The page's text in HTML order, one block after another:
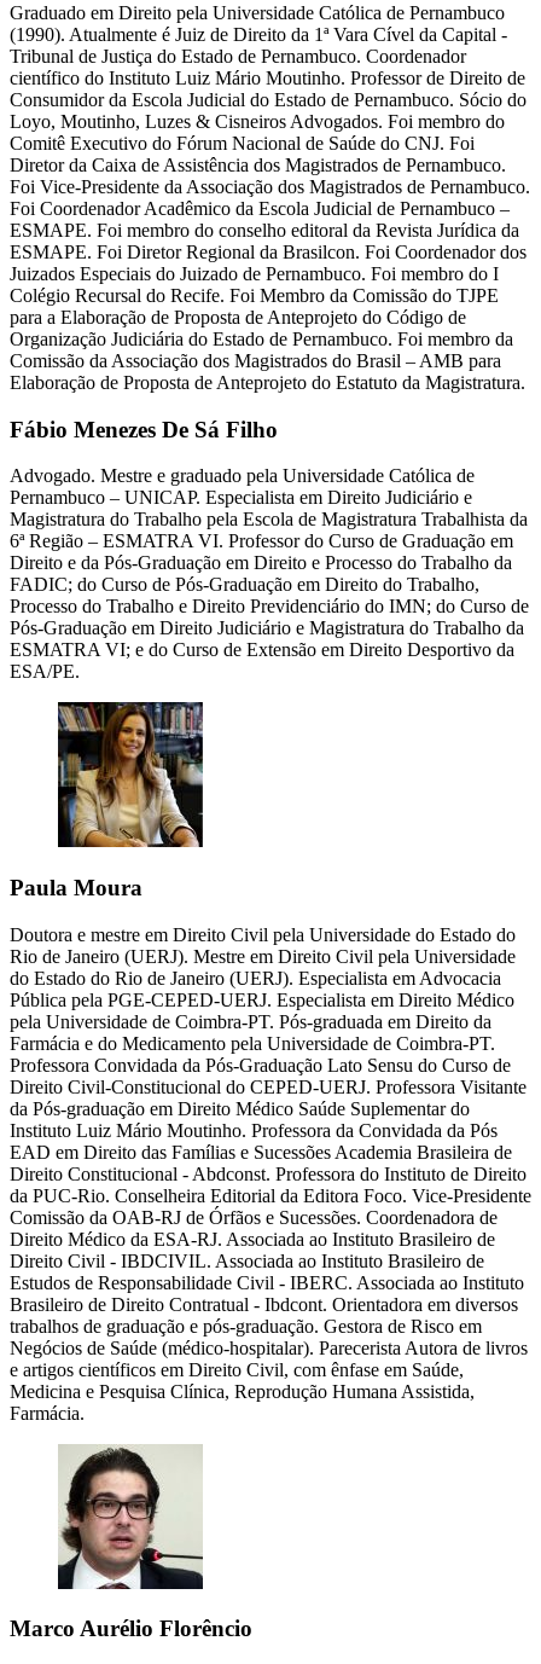
Graduado em Direito pela Universidade Católica de Pernambuco
(1990). Atualmente é Juiz de Direito da 1ª Vara Cível da Capital -
Tribunal de Justiça do Estado de Pernambuco. Coordenador
científico do Instituto Luiz Mário Moutinho. Professor de Direito de
Consumidor da Escola Judicial do Estado de Pernambuco. Sócio do
Loyo, Moutinho, Luzes & Cisneiros Advogados. Foi membro do
Comitê Executivo do Fórum Nacional de Saúde do CNJ. Foi
Diretor da Caixa de Assistência dos Magistrados de Pernambuco.
Foi Vice-Presidente da Associação dos Magistrados de Pernambuco.
Foi Coordenador Acadêmico da Escola Judicial de Pernambuco –
ESMAPE. Foi membro do conselho editoral da Revista Jurídica da
ESMAPE. Foi Diretor Regional da Brasilcon. Foi Coordenador dos
Juizados Especiais do Juizado de Pernambuco. Foi membro do I
Colégio Recursal do Recife. Foi Membro da Comissão do TJPE
para a Elaboração de Proposta de Anteprojeto do Código de
Organização Judiciária do Estado de Pernambuco. Foi membro da
Comissão da Associação dos Magistrados do Brasil – AMB para
Elaboração de Proposta de Anteprojeto do Estatuto da Magistratura.
Fábio Menezes De Sá Filho
Advogado. Mestre e graduado pela Universidade Católica de
Pernambuco – UNICAP. Especialista em Direito Judiciário e
Magistratura do Trabalho pela Escola de Magistratura Trabalhista da
6ª Região – ESMATRA VI. Professor do Curso de Graduação em
Direito e da Pós-Graduação em Direito e Processo do Trabalho da
FADIC; do Curso de Pós-Graduação em Direito do Trabalho,
Processo do Trabalho e Direito Previdenciário do IMN; do Curso de
Pós-Graduação em Direito Judiciário e Magistratura do Trabalho da
ESMATRA VI; e do Curso de Extensão em Direito Desportivo da
ESA/PE.
Paula Moura
Doutora e mestre em Direito Civil pela Universidade do Estado do
Rio de Janeiro (UERJ). Mestre em Direito Civil pela Universidade
do Estado do Rio de Janeiro (UERJ). Especialista em Advocacia
Pública pela PGE-CEPED-UERJ. Especialista em Direito Médico
pela Universidade de Coimbra-PT. Pós-graduada em Direito da
Farmácia e do Medicamento pela Universidade de Coimbra-PT.
Professora Convidada da Pós-Graduação Lato Sensu do Curso de
Direito Civil-Constitucional do CEPED-UERJ. Professora Visitante
da Pós-graduação em Direito Médico Saúde Suplementar do
Instituto Luiz Mário Moutinho. Professora da Convidada da Pós
EAD em Direito das Famílias e Sucessões Academia Brasileira de
Direito Constitucional - Abdconst. Professora do Instituto de Direito
da PUC-Rio. Conselheira Editorial da Editora Foco. Vice-Presidente
Comissão da OAB-RJ de Órfãos e Sucessões. Coordenadora de
Direito Médico da ESA-RJ. Associada ao Instituto Brasileiro de
Direito Civil - IBDCIVIL. Associada ao Instituto Brasileiro de
Estudos de Responsabilidade Civil - IBERC. Associada ao Instituto
Brasileiro de Direito Contratual - Ibdcont. Orientadora em diversos
trabalhos de graduação e pós-graduação. Gestora de Risco em
Negócios de Saúde (médico-hospitalar). Parecerista Autora de livros
e artigos científicos em Direito Civil, com ênfase em Saúde,
Medicina e Pesquisa Clínica, Reprodução Humana Assistida,
Farmácia.
Marco Aurélio Florêncio